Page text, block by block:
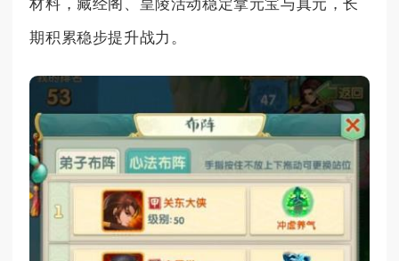
材料，藏经阁、皇陵活动稳定拿元宝与真元，长
期积累稳步提升战力。